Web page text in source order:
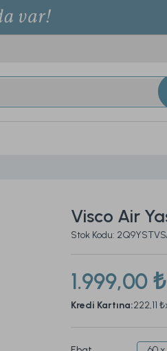
Visco Air
Stok Kodu:
1.999,00 ₺
Kredi Kartına:222,11 ₺